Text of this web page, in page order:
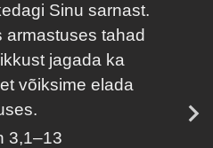
Sinu sarnast.
armastuses tahad
jagada ka
võiksime elada
3,1–13